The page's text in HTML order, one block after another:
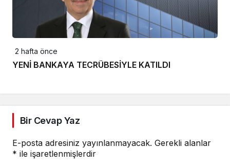
2 hafta önce
YENİ BANKAYA TECRÜBESİYLE KATILDI
Bir Cevap Yaz
E-posta adresiniz yayınlanmayacak. Gerekli alanlar
* ile işaretlenmişlerdir